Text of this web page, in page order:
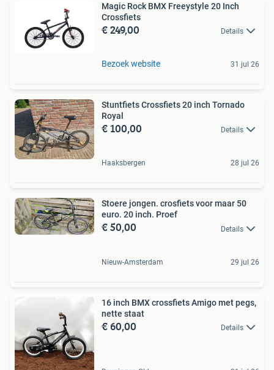
Magic Rock BMX Freeystyle 20 Inch
Crossfiets
€ 249,00 Details
Bezoek website 31 jul 26
Stuntfiets Crossfiets 20 inch Tornado
Royal
€ 100,00 Details
Haaksbergen 28 jul 26
Stoere jongen. crosfiets voor maar 50
euro. 20 inch. Proef
€ 50,00 Details
Nieuw-Amsterdam 29 jul 26
16 inch BMX crossfiets Amigo met pegs,
nette staat
€ 60,00 Details